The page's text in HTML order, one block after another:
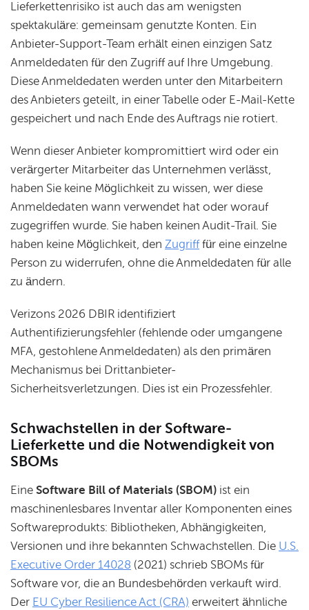
Lieferkettenrisiko ist auch das am wenigsten
spektakuläre: gemeinsam genutzte Konten. Ein
Anbieter-Support-Team erhält einen einzigen Satz
Anmeldedaten für den Zugriff auf Ihre Umgebung.
Diese Anmeldedaten werden unter den Mitarbeitern
des Anbieters geteilt, in einer Tabelle oder E-Mail-Kette
gespeichert und nach Ende des Auftrags nie rotiert.
Wenn dieser Anbieter kompromittiert wird oder ein
verärgerter Mitarbeiter das Unternehmen verlässt,
haben Sie keine Möglichkeit zu wissen, wer diese
Anmeldedaten wann verwendet hat oder worauf
zugegriffen wurde. Sie haben keinen Audit-Trail. Sie
haben keine Möglichkeit, den Zugrifffür eine einzelne
Person zu widerrufen, ohne die Anmeldedaten für alle
zu ändern.
Verizons 2026 DBIR identifiziert
Authentifizierungsfehler (fehlende oder umgangene
MFA, gestohlene Anmeldedaten) als den primären
Mechanismus bei Drittanbieter-
Sicherheitsverletzungen. Dies ist ein Prozessfehler.
Schwachstellen in der Software-
Lieferkette und die Notwendigkeit von
SBOMs
Eine Software Bill of Materials (SBOM) ist ein
maschinenlesbares Inventar aller Komponenten eines
Softwareprodukts: Bibliotheken, Abhängigkeiten,
Versionen und ihre bekannten Schwachstellen. Die U.S.
Executive Order 14028 (2021) schrieb SBOMs für
Software vor, die an Bundesbehörden verkauft wird.
Der EU Cyber Resilience Act (CRA) erweitert ähnliche